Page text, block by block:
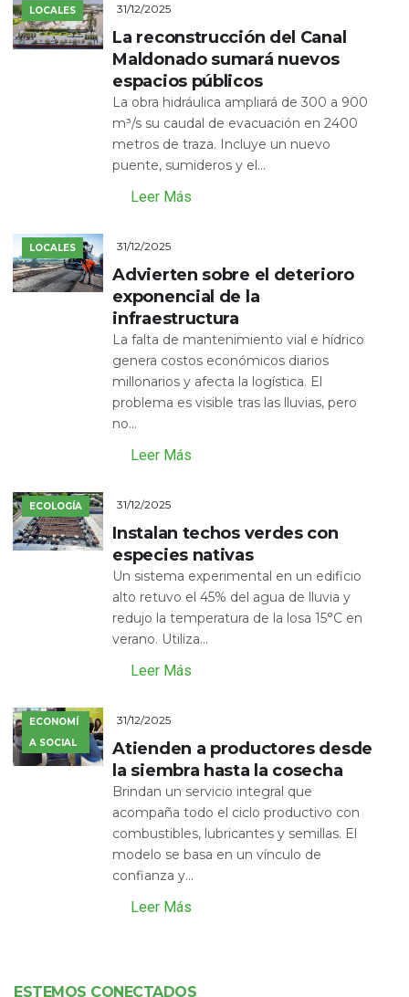
LOCALES 31/12/2025
La reconstrucción del Canal
Maldonado sumará nuevos
espacios públicos
La obra hidráulica ampliará de 300 a 900
m³/s su caudal de evacuación en 2400
metros de traza. Incluye un nuevo
puente, sumideros y el...
Leer Más
LOCALES 31/12/2025
Advierten sobre el deterioro
exponencial de la
infraestructura
La falta de mantenimiento vial e hídrico
genera costos económicos diarios
millonarios y afecta la logística. El
problema es visible tras las lluvias, pero
no...
Leer Más
ECOLOGÍA 31/12/2025
Instalan techos verdes con
especies nativas
Un sistema experimental en un edificio
alto retuvo el 45% del agua de lluvia y
redujo la temperatura de la losa 15°C en
verano. Utiliza...
Leer Más
ECONOMÍ
A SOCIAL
31/12/2025
Atienden a productores desde
la siembra hasta la cosecha
Brindan un servicio integral que
acompaña todo el ciclo productivo con
combustibles, lubricantes y semillas. El
modelo se basa en un vínculo de
confianza y...
Leer Más
ESTEMOS CONECTADOS